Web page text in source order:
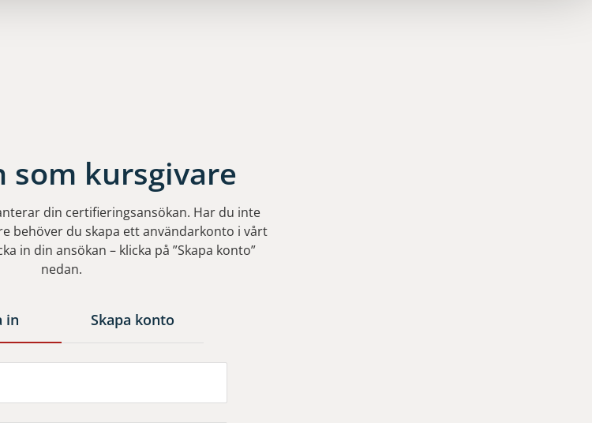
som kursgivare
din certifieringsansökan. Har du inte
behöver du skapa ett användarkonto i vårt
in din ansökan – klicka på ”Skapa konto”
nedan.
in Skapa konto